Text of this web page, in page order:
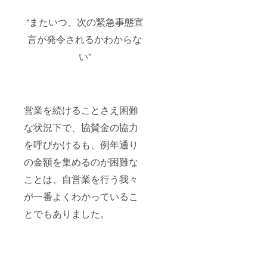
“またいつ、次の緊急事態宣
言が発令されるかわからな
い”
営業を続けることさえ困難
な状況下で、協賛金の協力
を呼びかけるも、例年通り
の金額を集めるのが困難な
ことは、自営業を行う我々
が一番よくわかっているこ
とでもありました。